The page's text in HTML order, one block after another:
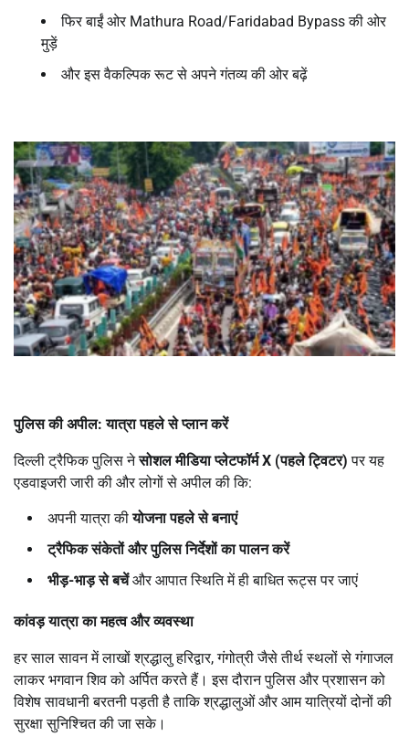
फिर बाईं ओर Mathura Road/Faridabad Bypass की ओर
मुड़ें
और इस वैकल्पिक रूट से अपने गंतव्य की ओर बढ़ें
पुलिस की अपील: यात्रा पहले से प्लान करें
दिल्ली ट्रैफिक पुलिस नेसोशल मीडिया प्लेटफॉर्मX (पहले ट्विटर) पर यह
एडवाइजरी जारी की और लोगों से अपील की कि:
अपनी यात्रा कीयोजना पहले से बनाएं
ट्रैफिक संकेतों और पुलिस निर्देशों का पालन करें
भीड़-भाड़ से बचेंऔर आपात स्थिति में ही बाधित रूट्स पर जाएं
कांवड़ यात्रा का महत्व और व्यवस्था
हर साल सावन में लाखों श्रद्धालु हरिद्वार, गंगोत्री जैसे तीर्थ स्थलों से गंगाजल
लाकर भगवान शिव को अर्पित करते हैं। इस दौरान पुलिस और प्रशासन को
विशेष सावधानी बरतनी पड़ती है ताकि श्रद्धालुओं और आम यात्रियों दोनों की
सुरक्षा सुनिश्चित की जा सके।